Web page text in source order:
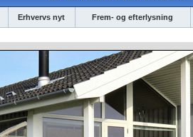
Erhvervs nyt Frem- og efterlysning